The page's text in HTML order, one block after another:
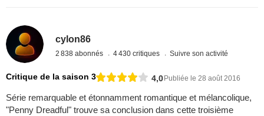
cylon86
2 838 abonnés 4 430 critiques Suivre son activité
Critique de la saison 3 4,0Publiée le 28 août 2016
Série remarquable et étonnamment romantique et mélancolique,
"Penny Dreadful" trouve sa conclusion dans cette troisième